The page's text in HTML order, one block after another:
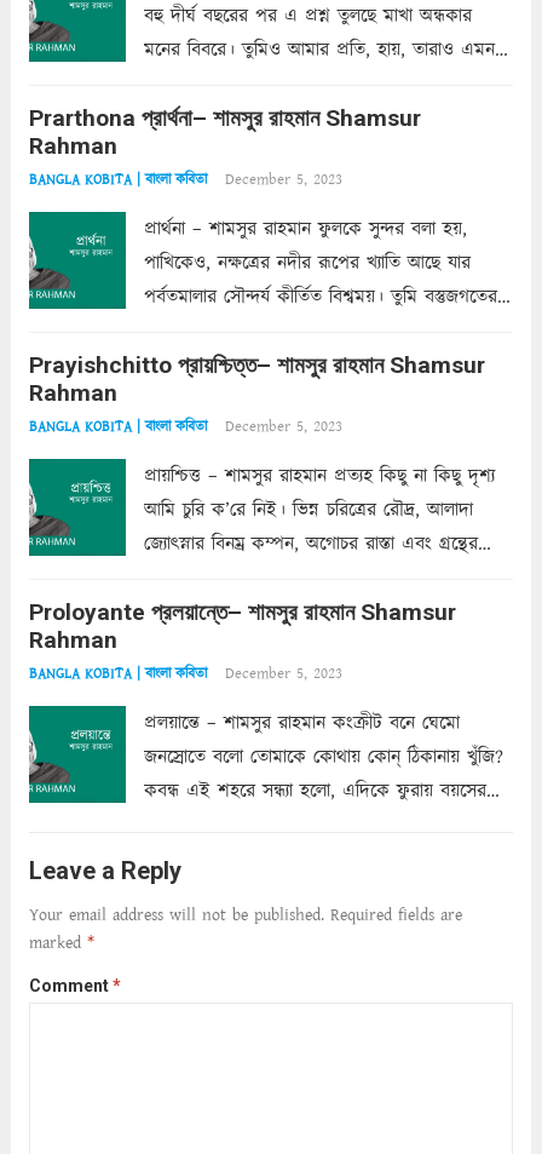
বহু দীর্ঘ বছরের পর এ প্রশ্ন তুলছে মাখা অন্ধকার
মনের বিবরে। তুমিও আমার প্রতি, হায়, তারাও এমন
একান্ত জরুরি- নইলে একটি দেয়াল নিমেষেই ভীষণ
Prarthona প্রার্থনা– শামসুর রাহমান Shamsur
Rahman
BANGLA KOBITA | বাংলা কবিতা December 5, 2023
প্রার্থনা – শামসুর রাহমান ফুলকে সুন্দর বলা হয়,
পাখিকেও, নক্ষত্রের নদীর রূপের খ্যাতি আছে যার
পর্বতমালার সৌন্দর্য কীর্তিত বিশ্বময়। তুমি বস্তুজগতের
তার সুষমায় পার্থক্য অনেক। তোমাকে সুন্দরী বলা চলে,
Prayishchitto প্রায়শ্চিত্ত– শামসুর রাহমান Shamsur
Rahman
BANGLA KOBITA | বাংলা কবিতা December 5, 2023
প্রায়শ্চিত্ত – শামসুর রাহমান প্রত্যহ কিছু না কিছু দৃশ্য
আমি চুরি ক’রে নিই। ভিন্ন চরিত্রের রৌদ্র, আলাদা
জ্যোৎস্নার বিনম্র কম্পন, অগোচর রাস্তা এবং গ্রন্থের
ছায়াচ্ছন্ন মোহন মিথুন মূর্তি, লোপামুদ্রা ভীষণ বিব্রত
Proloyante প্রলয়ান্তে– শামসুর রাহমান Shamsur
Rahman
BANGLA KOBITA | বাংলা কবিতা December 5, 2023
প্রলয়ান্তে – শামসুর রাহমান কংক্রীট বনে ঘেমো
জনস্রোতে বলো তোমাকে কোথায় কোন্‌ ঠিকানায় খুঁজি?
কবন্ধ এই শহরে সন্ধ্যা হলো, এদিকে ফুরায় বয়সের
আমার শরীরে সখ্য গড়ে, তোমার গহন ঊর্মিল যৌবন
আনে আশ্বন...
Leave a Reply
Your email address will not be published. Required fields are
marked *
Comment*